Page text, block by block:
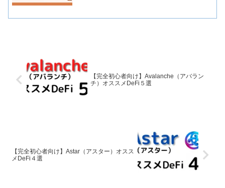
【完全初心者向け】Avalanche（アバラン
チ）オススメDeFi５選
【完全初心者向け】Astar（アスター）オスス
メDeFi４選